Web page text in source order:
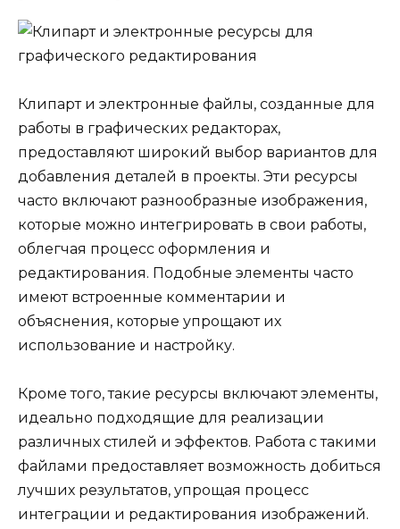
Клипарт и электронные файлы, созданные для
работы в графических редакторах,
предоставляют широкий выбор вариантов для
добавления деталей в проекты. Эти ресурсы
часто включают разнообразные изображения,
которые можно интегрировать в свои работы,
облегчая процесс оформления и
редактирования. Подобные элементы часто
имеют встроенные комментарии и
объяснения, которые упрощают их
использование и настройку.
Кроме того, такие ресурсы включают элементы,
идеально подходящие для реализации
различных стилей и эффектов. Работа с такими
файлами предоставляет возможность добиться
лучших результатов, упрощая процесс
интеграции и редактирования изображений.